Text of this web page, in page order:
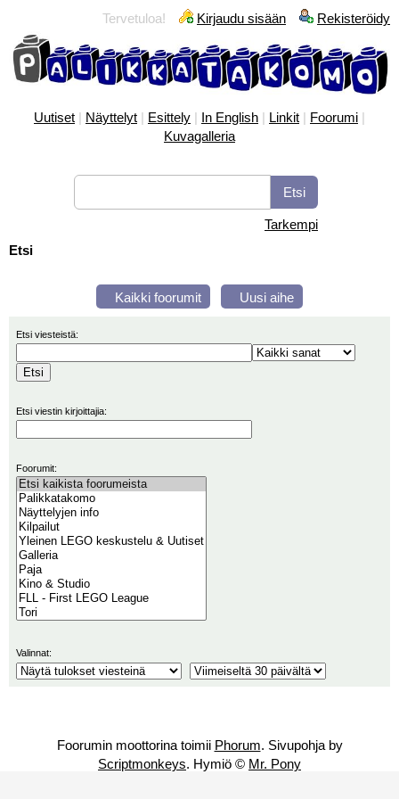
Tervetuloa! Kirjaudu sisään Rekisteröidy
Uutiset | Näyttelyt | Esittely | In English | Linkit | Foorumi |
Kuvagalleria
Tarkempi
Etsi
Kaikki foorumit Uusi aihe
Etsi viesteistä:
Etsi viestin kirjoittajia:
Foorumit:
Valinnat:
Foorumin moottorina toimii Phorum. Sivupohja by
Scriptmonkeys. Hymiö © Mr. Pony